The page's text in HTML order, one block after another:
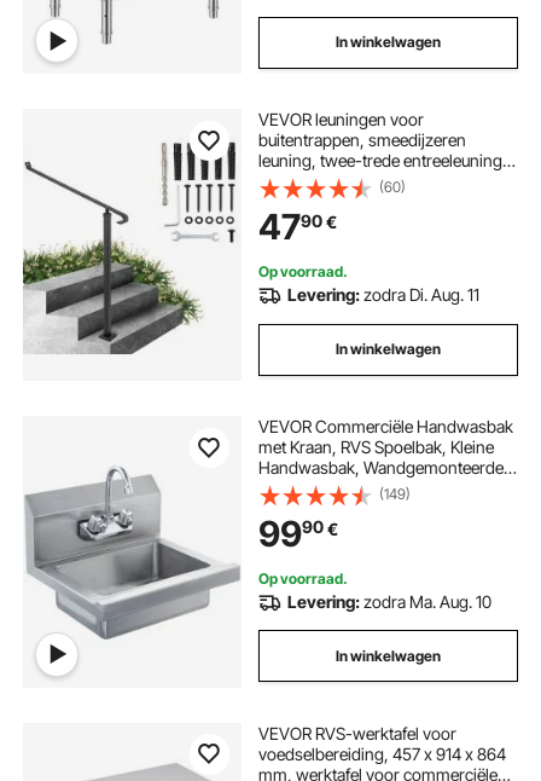
In winkelwagen
VEVOR leuningen voor
buitentrappen, smeedijzeren
leuning, twee-trede entreeleuning,
elegante zwarte trapleuning,
roestvrijstalen leuning
(60)
4790€
Op voorraad.
Levering:zodra Di. Aug. 11
In winkelwagen
VEVOR Commerciële Handwasbak
met Kraan, RVS Spoelbak, Kleine
Handwasbak, Wandgemonteerde
Handwasbak, Spoelbak voor
Restaurant, Keuken, Bar, Garage en
Huis
(149)
9990€
Op voorraad.
Levering:zodra Ma. Aug. 10
In winkelwagen
VEVOR RVS-werktafel voor
voedselbereiding, 457 x 914 x 864
mm, werktafel voor commerciële